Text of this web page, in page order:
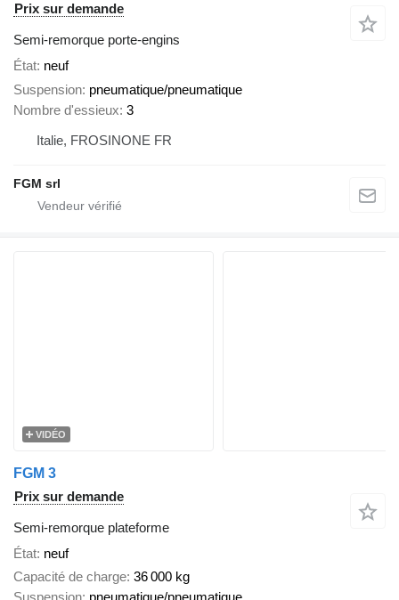
Prix sur demande
Semi-remorque porte-engins
État neuf
Suspension pneumatique/pneumatique
Nombre d'essieux 3
Italie, FROSINONE FR
FGM srl
VIDÉO
FGM 3
Prix sur demande
Semi-remorque plateforme
État neuf
Capacité de charge 36 000 kg
Suspension pneumatique/pneumatique